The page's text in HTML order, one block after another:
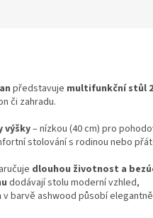
představuje multifunkční stůl
či zahradu.
výšky– nízkou (40 cm) pro
stolování s rodinou nebo
dlouhou životnost a
dodávají stolu moderní vzhled,
v barvě ashwood působí